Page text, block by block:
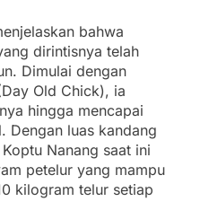
bahwa
dirintisnya telah
Dimulai dengan
Old Chick), ia
hingga mencapai
Dengan luas kandang
Nanang saat ini
petelur yang mampu
kilogram telur setiap